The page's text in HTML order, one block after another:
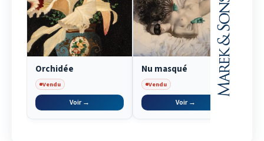
Orchidée
Vendu
Voir →
Nu masqué
Vendu
Voir →